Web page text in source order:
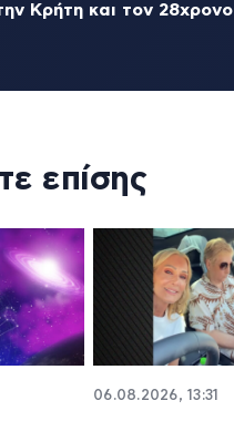
Κρήτη και τον 28χρονο
επίσης
06.08.2026, 13:31